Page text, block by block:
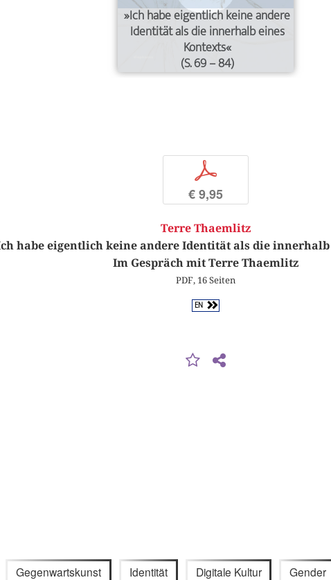
»Ich habe eigentlich keine andere
Identität als die innerhalb eines
Kontexts«
(S. 69 – 84)
p
€ 9,95
Terre Thaemlitz
habe eigentlich keine andere Identität als die innerhalb
Im Gespräch mit Terre Thaemlitz
PDF, 16 Seiten
EN
Gegenwartskunst Identität Digitale Kultur Gender